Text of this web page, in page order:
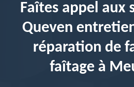
Faîtes appel aux
Queven
réparation de
faîtage à